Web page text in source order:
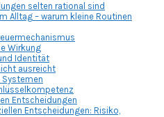
selten rational sind
Alltag – warum kleine Routinen
Wirkung
Identität
ausreicht
Systemen
Entscheidungen
Entscheidungen: Risiko,